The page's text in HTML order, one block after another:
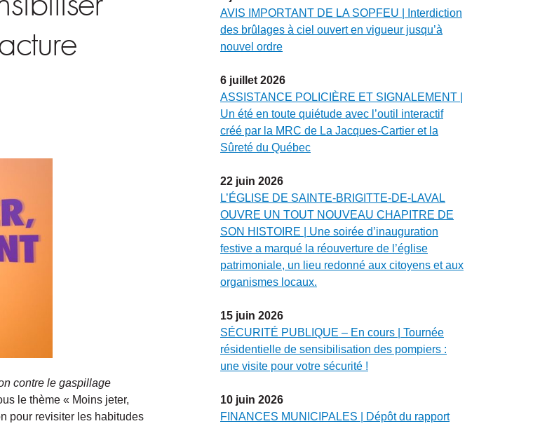
contre le gaspillage
le thème « Moins jeter,
pour revisiter les habitudes
AVIS IMPORTANT DE LA SOPFEU | Interdiction
des brûlages à ciel ouvert en vigueur jusqu’à
nouvel ordre
6 juillet 2026
ASSISTANCE POLICIÈRE ET SIGNALEMENT |
Un été en toute quiétude avec l’outil interactif
créé par la MRC de La Jacques-Cartier et la
Sûreté du Québec
22 juin 2026
L’ÉGLISE DE SAINTE-BRIGITTE-DE-LAVAL
OUVRE UN TOUT NOUVEAU CHAPITRE DE
SON HISTOIRE | Une soirée d’inauguration
festive a marqué la réouverture de l’église
patrimoniale, un lieu redonné aux citoyens et aux
organismes locaux.
15 juin 2026
SÉCURITÉ PUBLIQUE – En cours | Tournée
résidentielle de sensibilisation des pompiers :
une visite pour votre sécurité !
10 juin 2026
FINANCES MUNICIPALES | Dépôt du rapport